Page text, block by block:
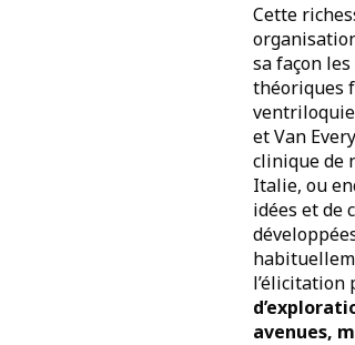
Cette
sa façon
théoriques
ventriloquie
et Van
clinique de
Italie, ou
idées et de
l’élicitation
avenues,